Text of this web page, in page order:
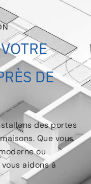
DE
des portes
Que vous
ou
aidons à